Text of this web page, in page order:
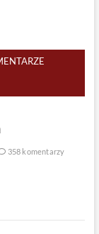
358 komentarzy